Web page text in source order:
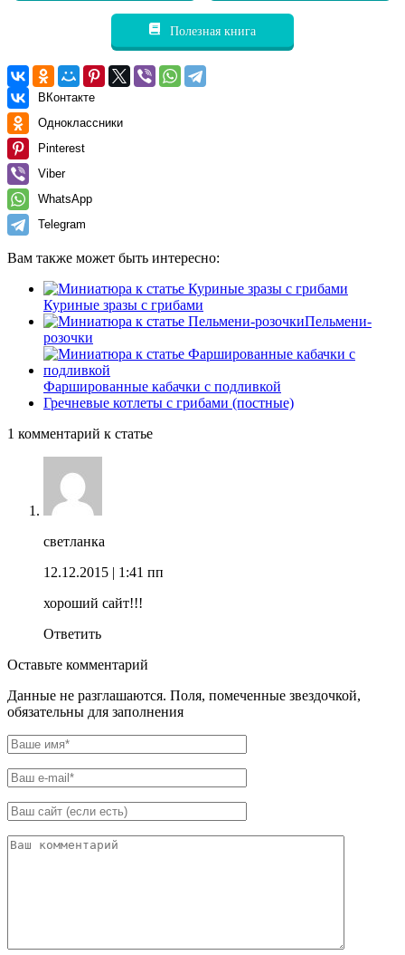
Полезная книга
ВКонтакте
Одноклассники
Pinterest
Viber
WhatsApp
Telegram
Вам также может быть интересно:
Куриные зразы с грибами
Пельмени-
розочки
Фаршированные кабачки с подливкой
Гречневые котлеты с грибами (постные)
1 комментарий к статье
светланка
12.12.2015 | 1:41 пп
хороший сайт!!!
Ответить
Оставьте комментарий
Данные не разглашаются. Поля, помеченные звездочкой,
обязательны для заполнения